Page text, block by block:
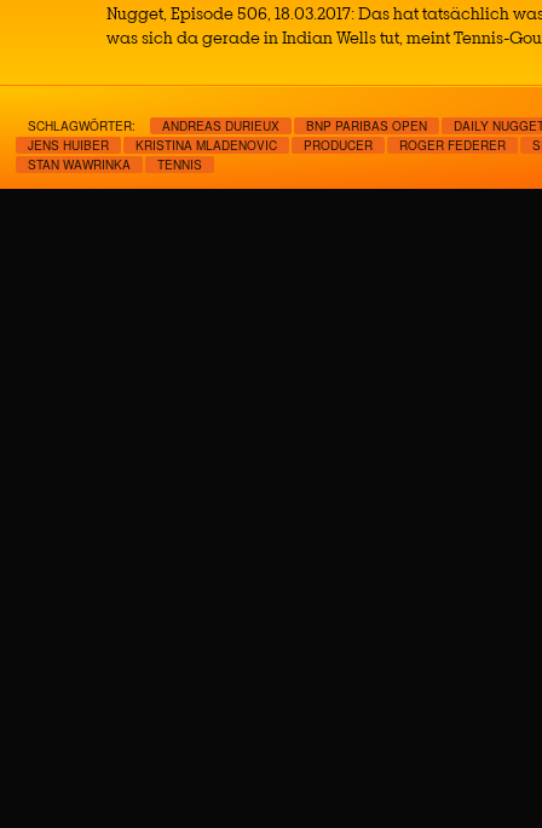
Nugget, Episode 506, 18.03.2017: Das hat tatsächlich
was sich da gerade in Indian Wells tut, meint Tennis-
SCHLAGWÖRTER: ANDREAS DURIEUX BNP PARIBAS OPEN
DAILY
JENS HUIBER
KRISTINA MLADENOVIC PRODUCER ROGER FEDERER
STAN WAWRINKA
TENNIS